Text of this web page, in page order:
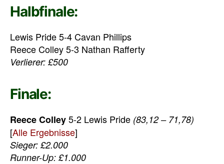
Halbfinale:
Lewis Pride 5-4 Cavan Phillips
Reece Colley 5-3 Nathan Rafferty
Verlierer: £500
Finale:
Reece Colley5-2 Lewis Pride (83,12 – 71,78)
[Alle Ergebnisse]
Sieger: £2.000
Runner-Up: £1.000